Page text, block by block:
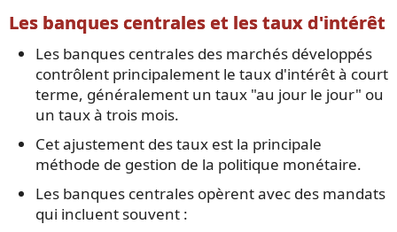
Les banques centrales et les taux d'intérêt
Les banques centrales des marchés développés
contrôlent principalement le taux d'intérêt à court
terme, généralement un taux "au jour le jour" ou
un taux à trois mois.
Cet ajustement des taux est la principale
méthode de gestion de la politique monétaire.
Les banques centrales opèrent avec des mandats
qui incluent souvent :